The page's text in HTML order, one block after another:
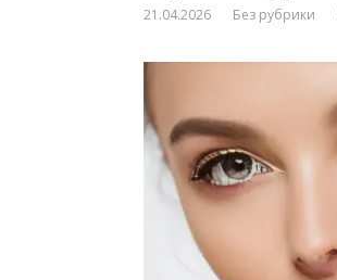
21.04.2026 Без рубрики